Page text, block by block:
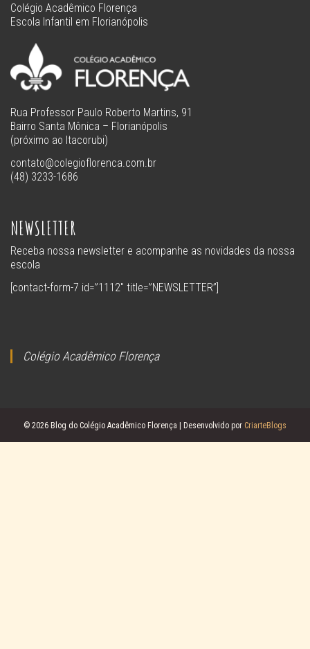
Colégio Acadêmico Florença
Escola Infantil em Florianópolis
Rua Professor Paulo Roberto Martins, 91
Bairro Santa Mônica – Florianópolis
(próximo ao Itacorubi)
contato@colegioflorenca.com.br
(48) 3233-1686
NEWSLETTER
Receba nossa newsletter e acompanhe as novidades da nossa
escola
[contact-form-7 id=”1112″ title=”NEWSLETTER”]
Colégio Acadêmico Florença
© 2026 Blog do Colégio Acadêmico Florença | Desenvolvido por CriarteBlogs